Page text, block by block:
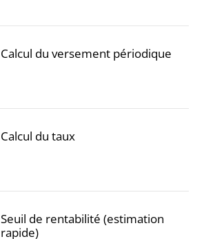
Calcul du versement périodique
Calcul du taux
Seuil de rentabilité (estimation
rapide)